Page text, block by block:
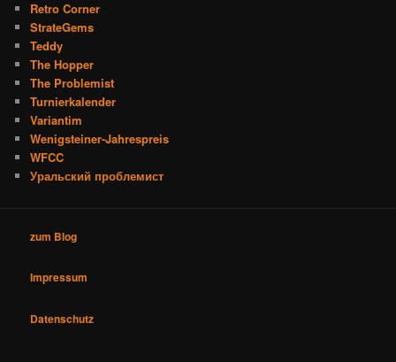
Retro Corner
StrateGems
Teddy
The Hopper
The Problemist
Turnierkalender
Variantim
Wenigsteiner-Jahrespreis
WFCC
Уральский проблемист
zum Blog
Impressum
Datenschutz